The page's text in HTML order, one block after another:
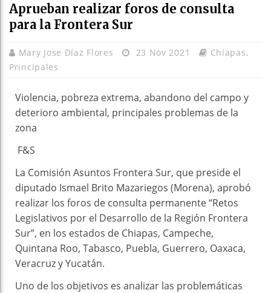
Aprueban realizar foros de consulta
para la Frontera Sur
Mary Jose Díaz Flores 23 Nov 2021 Chiapas,
Principales
Violencia, pobreza extrema, abandono del campo y
deterioro ambiental, principales problemas de la
zona
F&S
La Comisión Asuntos Frontera Sur, que preside el
diputado Ismael Brito Mazariegos (Morena), aprobó
realizar los foros de consulta permanente “Retos
Legislativos por el Desarrollo de la Región Frontera
Sur”, en los estados de Chiapas, Campeche,
Quintana Roo, Tabasco, Puebla, Guerrero, Oaxaca,
Veracruz y Yucatán.
Uno de los objetivos es analizar las problemáticas